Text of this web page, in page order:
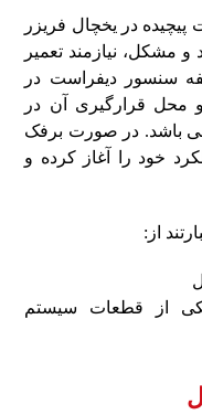
در یخچال فریزر
مشکل، نیازمند تعمیر
سنسور دیفراست در
محل قرارگیری آن در
می‌ باشد. در صورت برفک
خود را آغاز کرده و
از:
از قطعات سیستم